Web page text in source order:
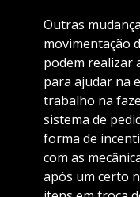
Outras
movimentação
podem realizar
para ajudar na
trabalho na
sistema de
forma de
com as
após um certo